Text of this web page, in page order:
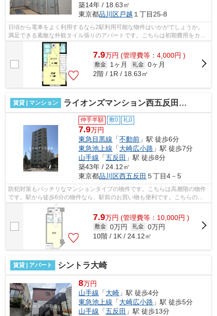
築14年 / 18.63㎡
東京都品川区戸越 １丁目25-8
日頃から電車をよく利用するなら2駅利用可能な物件はいかがでしょうか。
満足できる素敵な外観タイル張りのアパートです。こちらは初期費用をカー
ドでお支払いいただける物件です。風通...
7.9万円 (管理費等：4,000円 )
敷金 1ヶ月 礼金 0ヶ月
2階 / 1R / 18.63㎡
賃貸 | マンション ライオンズマンション西五反田第２
仲手半額 敷0 礼0
7.9万円
東急目黒線 「不動前 」駅 徒歩6分
東急池上線 「大崎広小路 」駅 徒歩7分
山手線 「五反田 」駅 徒歩8分
築43年 / 24.12㎡
東京都品川区西五反田 ５丁目4－5
防犯対策もバッチリなマンションタイプの物件です。こちらは高層階の物件
です。駅から徒歩6分の物件なら、駅前のお買い物も便利です。こちらの物
件では初期費用をカードでお支払いいた...
7.9万円 (管理費等：10,000円 )
敷金 0万円 礼金 0万円
10階 / 1K / 24.12㎡
賃貸 | アパート シントラ大崎
8万円
山手線 「大崎 」駅 徒歩4分
東急池上線 「大崎広小路 」駅 徒歩5分
山手線 「五反田 」駅 徒歩13分